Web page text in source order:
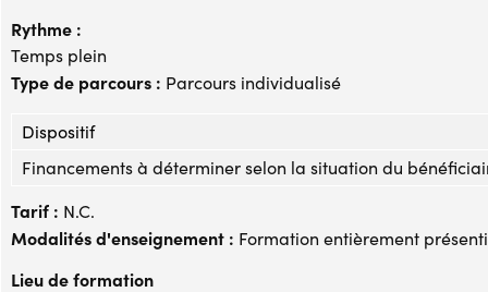
Rythme :
Temps plein
Type de parcours : Parcours individualisé
Dispositif
Financements à déterminer selon la situation du
Tarif : N.C.
Modalités d'enseignement : Formation entièrement
Lieu de formation